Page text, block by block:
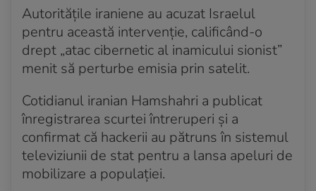
Autoritățile iraniene au acuzat Israelul
pentru această intervenție, calificând-o
drept „atac cibernetic al inamicului sionist”
menit să perturbe emisia prin satelit.
Cotidianul iranian Hamshahri a publicat
înregistrarea scurtei întreruperi și a
confirmat că hackerii au pătruns în sistemul
televiziunii de stat pentru a lansa apeluri de
mobilizare a populației.